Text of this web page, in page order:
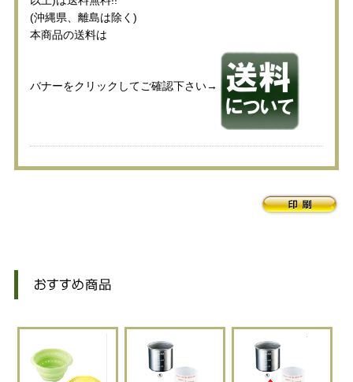
(沖縄県、離島は除く)
本商品の送料は
バナーをクリックしてご確認下さい→